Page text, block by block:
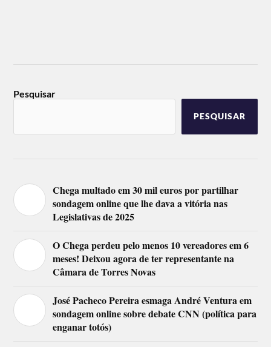
Pesquisar
PESQUISAR
Chega multado em 30 mil euros por partilhar
sondagem online que lhe dava a vitória nas
Legislativas de 2025
O Chega perdeu pelo menos 10 vereadores em 6
meses! Deixou agora de ter representante na
Câmara de Torres Novas
José Pacheco Pereira esmaga André Ventura em
sondagem online sobre debate CNN (política para
enganar totós)